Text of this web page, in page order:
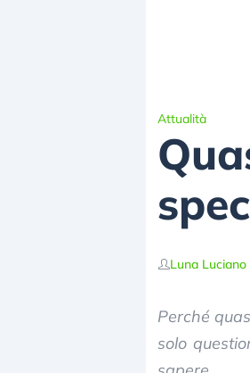
Attualità
Luna Luciano
Perché
solo